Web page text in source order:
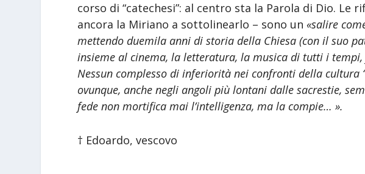
corso di “catechesi”: al centro sta la Parola di Dio. Le
ancora la Miriano a sottolinearlo – sono un «salire
mettendo duemila anni di storia della Chiesa (con il suo
insieme al cinema, la letteratura, la musica di tutti i
Nessun complesso di inferiorità nei confronti della cultura
ovunque, anche negli angoli più lontani dalle sacrestie,
fede non mortifica mai l’intelligenza, ma la compie… ».
† Edoardo, vescovo